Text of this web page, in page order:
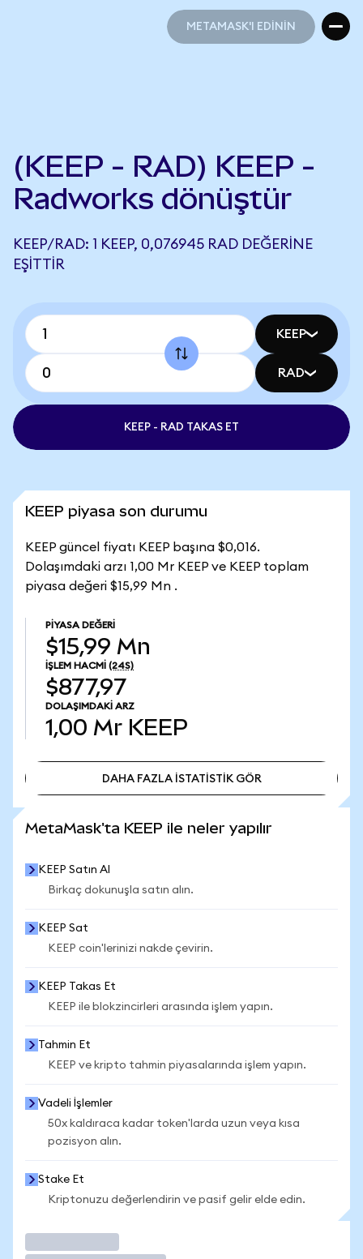
METAMASK'I EDİNİN
(KEEP - RAD) KEEP -
Radworks dönüştür
KEEP/RAD: 1 KEEP, 0,076945 RAD DEĞERINE
EŞITTIR
KEEP
RAD
KEEP - RAD TAKAS ET
KEEP piyasa son durumu
KEEP güncel fiyatı KEEP başına $0,016.
Dolaşımdaki arzı 1,00 Mr KEEP ve KEEP toplam
piyasa değeri $15,99 Mn .
PIYASA DEĞERI
$15,99 Mn
İŞLEM HACMI (24S)
$877,97
DOLAŞIMDAKI ARZ
1,00 Mr KEEP
DAHA FAZLA İSTATİSTİK GÖR
MetaMask'ta KEEP ile neler yapılır
KEEP Satın Al
Birkaç dokunuşla satın alın.
KEEP Sat
KEEP coin'lerinizi nakde çevirin.
KEEP Takas Et
KEEP ile blokzincirleri arasında işlem yapın.
Tahmin Et
KEEP ve kripto tahmin piyasalarında işlem yapın.
Vadeli İşlemler
50x kaldıraca kadar token'larda uzun veya kısa
pozisyon alın.
Stake Et
Kriptonuzu değerlendirin ve pasif gelir elde edin.